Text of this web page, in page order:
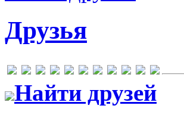
Друзья
Найти друзей